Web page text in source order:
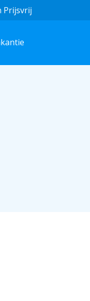
Prijsvrij